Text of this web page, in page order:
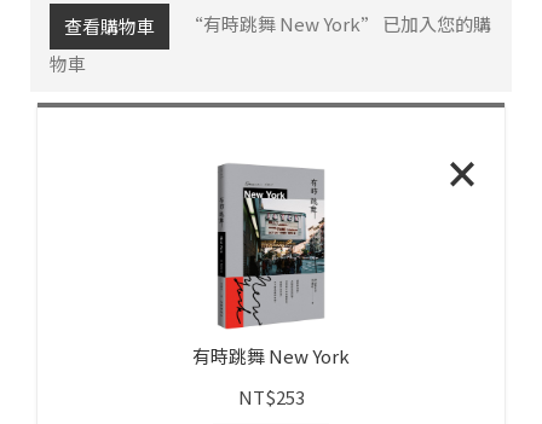
查看購物車
“有時跳舞 New York” 已加入您的購
物車
×
有時跳舞 New York
NT$253